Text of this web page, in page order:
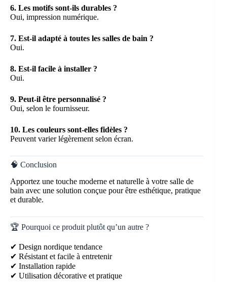
6. Les motifs sont-ils durables ?
Oui, impression numérique.
7. Est-il adapté à toutes les salles de bain ?
Oui.
8. Est-il facile à installer ?
Oui.
9. Peut-il être personnalisé ?
Oui, selon le fournisseur.
10. Les couleurs sont-elles fidèles ?
Peuvent varier légèrement selon écran.
🧠 Conclusion
Apportez une touche moderne et naturelle à votre salle de
bain avec une solution conçue pour être esthétique, pratique
et durable.
🏆 Pourquoi ce produit plutôt qu’un autre ?
✔ Design nordique tendance
✔ Résistant et facile à entretenir
✔ Installation rapide
✔ Utilisation décorative et pratique